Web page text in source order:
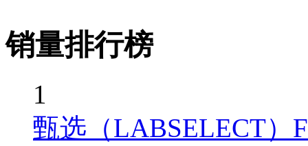
销量排行榜
1
甄选（LABSELECT）